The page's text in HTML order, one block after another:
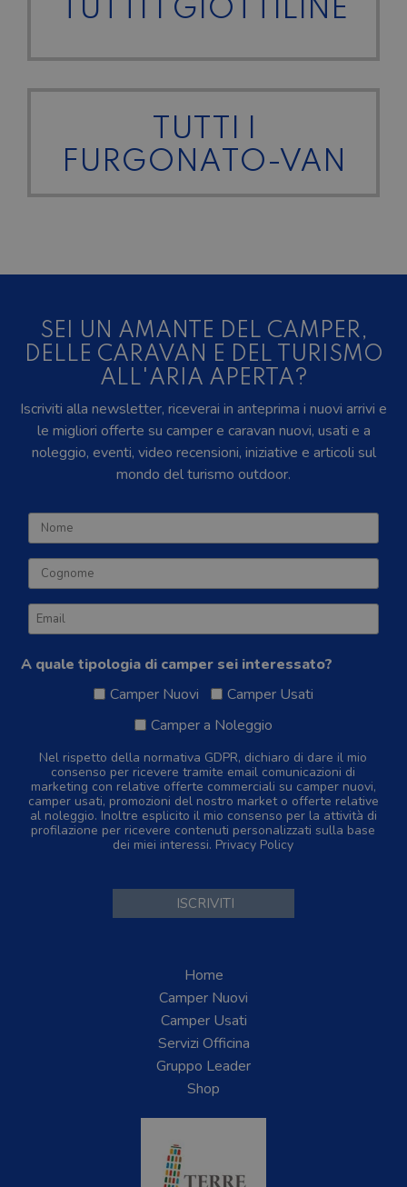
TUTTI I GIOTTILINE
TUTTI I
FURGONATO-VAN
SEI UN AMANTE DEL CAMPER,
DELLE CARAVAN E DEL TURISMO
ALL'ARIA APERTA?
Iscriviti alla newsletter, riceverai in anteprima i nuovi arrivi e
le migliori offerte su camper e caravan nuovi, usati e a
noleggio, eventi, video recensioni, iniziative e articoli sul
mondo del turismo outdoor.
A quale tipologia di camper sei interessato?
Camper Nuovi
Camper Usati
Camper a Noleggio
Nel rispetto della normativa GDPR, dichiaro di dare il mio
consenso per ricevere tramite email comunicazioni di
marketing con relative offerte commerciali su camper nuovi,
camper usati, promozioni del nostro market o offerte relative
al noleggio. Inoltre esplicito il mio consenso per la attività di
profilazione per ricevere contenuti personalizzati sulla base
dei miei interessi. Privacy Policy
Home
Camper Nuovi
Camper Usati
Servizi Officina
Gruppo Leader
Shop